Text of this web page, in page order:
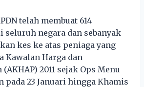
telah membuat 614
seluruh negara dan sebanyak
kes ke atas peniaga yang
Kawalan Harga dan
2011 sejak Ops Menu
pada 23 Januari hingga Khamis